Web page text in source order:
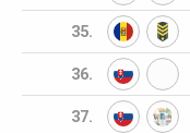
35.
36.
37.